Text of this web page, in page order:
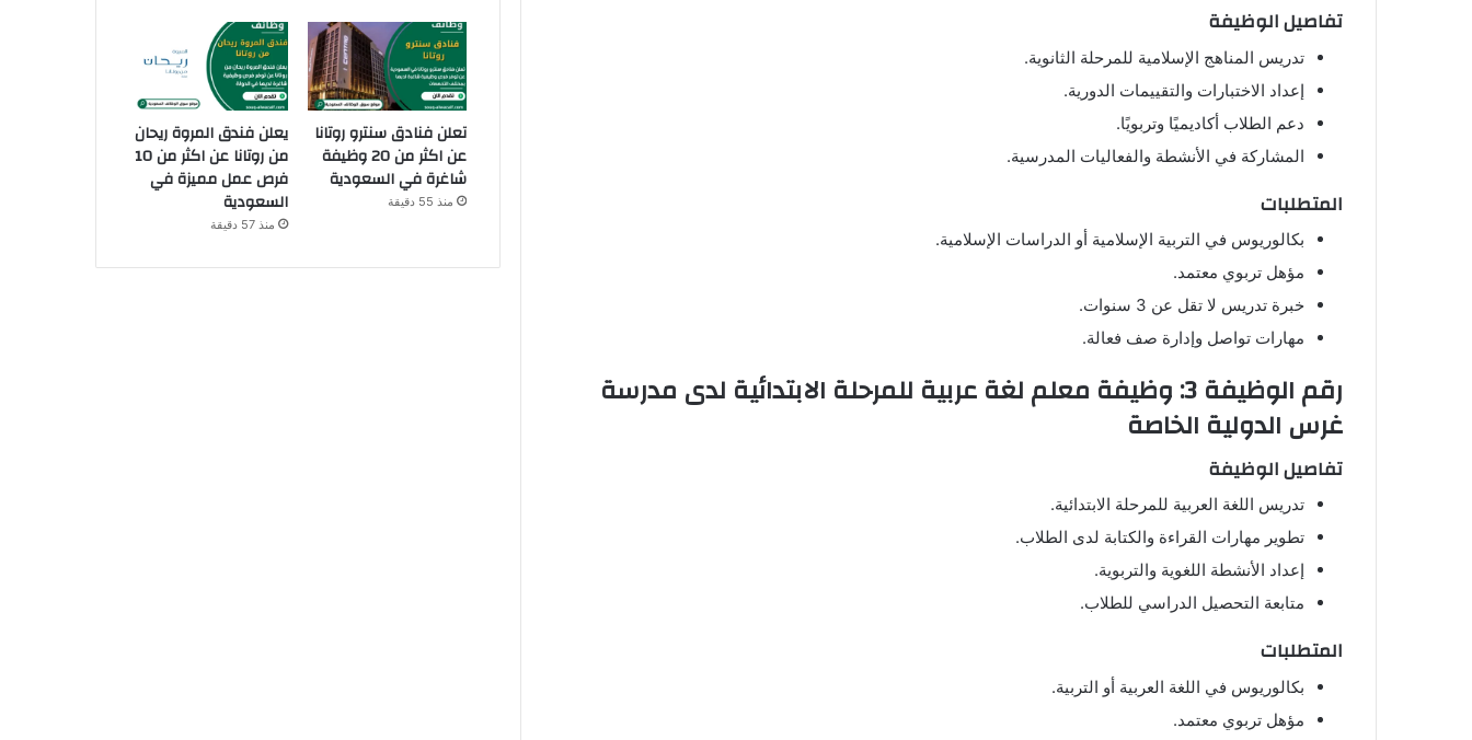
تفاصيل الوظيفة
تدريس المناهج الإسلامية للمرحلة الثانوية.
إعداد الاختبارات والتقييمات الدورية.
دعم الطلاب أكاديميًا وتربويًا.
المشاركة في الأنشطة والفعاليات المدرسية.
المتطلبات
بكالوريوس في التربية الإسلامية أو الدراسات الإسلامية.
مؤهل تربوي معتمد.
خبرة تدريس لا تقل عن 3 سنوات.
مهارات تواصل وإدارة صف فعالة.
رقم الوظيفة 3: وظيفة معلم لغة عربية للمرحلة الابتدائية لدى مدرسة
غرس الدولية الخاصة
تفاصيل الوظيفة
تدريس اللغة العربية للمرحلة الابتدائية.
تطوير مهارات القراءة والكتابة لدى الطلاب.
إعداد الأنشطة اللغوية والتربوية.
متابعة التحصيل الدراسي للطلاب.
المتطلبات
بكالوريوس في اللغة العربية أو التربية.
مؤهل تربوي معتمد.
تعلن فنادق سنترو روتانا
عن اكثر من 20 وظيفة
شاغرة في السعودية
منذ 55 دقيقة
يعلن فندق المروة ريحان
من روتانا عن اكثر من 10
فرص عمل مميزة في
السعودية
منذ 57 دقيقة